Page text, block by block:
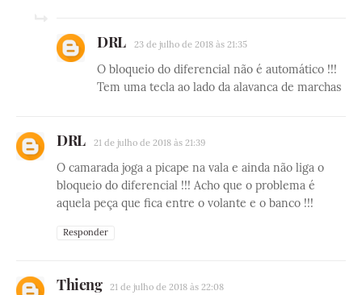
DRL 23 de julho de 2018 às 21:35
O bloqueio do diferencial não é automático !!!
Tem uma tecla ao lado da alavanca de marchas
DRL 21 de julho de 2018 às 21:39
O camarada joga a picape na vala e ainda não liga o
bloqueio do diferencial !!! Acho que o problema é
aquela peça que fica entre o volante e o banco !!!
Responder
Thieng 21 de julho de 2018 às 22:08